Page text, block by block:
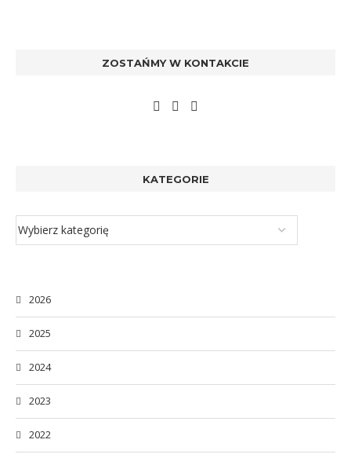
ZOSTAŃMY W KONTAKCIE
KATEGORIE
2026
2025
2024
2023
2022